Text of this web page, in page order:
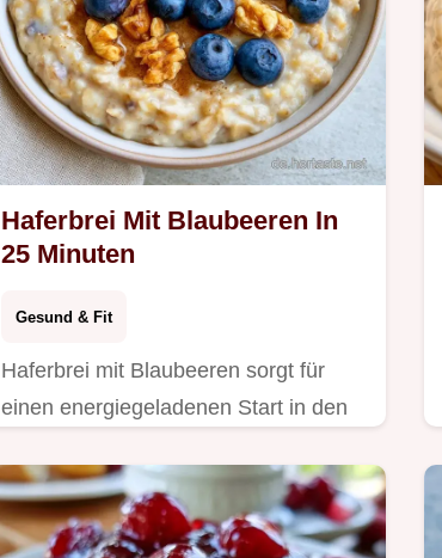
Haferbrei Mit Blaubeeren In
25 Minuten
Gesund & Fit
Haferbrei mit Blaubeeren sorgt für
einen energiegeladenen Start in den
Ihnen bei der Zubereitung. In 25
Minuten fertig.